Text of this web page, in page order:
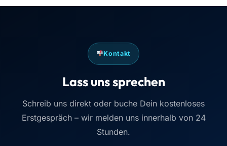
Kontakt
Lass uns sprechen
Schreib uns direkt oder buche Dein kostenloses
Erstgespräch – wir melden uns innerhalb von 24
Stunden.